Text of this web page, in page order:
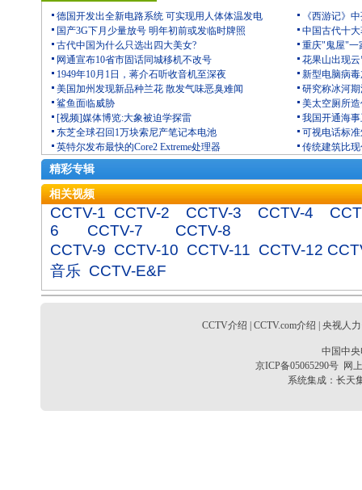
德国开发出全新电路系统 可实现用人体体温发电
《西游记》
国产3G下月少量放号 明年初前或发临时牌照
中国古代十
古代中国为什么只选出四大美女?
重庆"鬼屋"一
网通宣布10省市固话同城移机不改号
花果山出现
1949年10月1日，蒋介石听收音机至深夜
新型电脑病
美国加州发现新品种兰花 散发气味恶臭难闻
研究称冰河
鲨鱼面临威胁
美太空厕所
[视频]媒体博览:大象被迫学探雷
我国开通海
东芝全球召回1万块索尼产笔记本电池
可视电话标
英特尔发布最快的Core2 Extreme处理器
传统建筑比
精彩专辑
相关视频
CCTV-1 CCTV-2 CCTV-3 CCTV-4
6
CCTV-7
CCTV-8
CCTV-9 CCTV-10 CCTV-11 CCTV-12
音乐 CCTV-E&F
CCTV介绍 CCTV.com介绍 央视人
中国中
京ICP备05065290号 网
系统集成： 长天